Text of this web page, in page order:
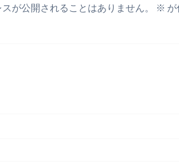
が公開されることはありません。 ※